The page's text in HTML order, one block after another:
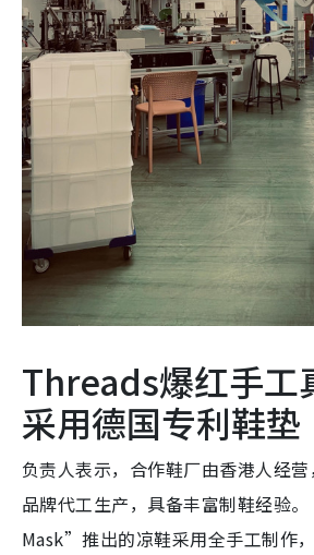
Threads爆红手工
采用德国专利鞋垫
负责人表示，合作鞋厂由香港人经
品牌代工生产，具备丰富制鞋经验
Mask”推出的凉鞋采用全手工制作